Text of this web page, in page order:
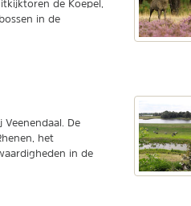
de Koepel,
in de
De
het
in de